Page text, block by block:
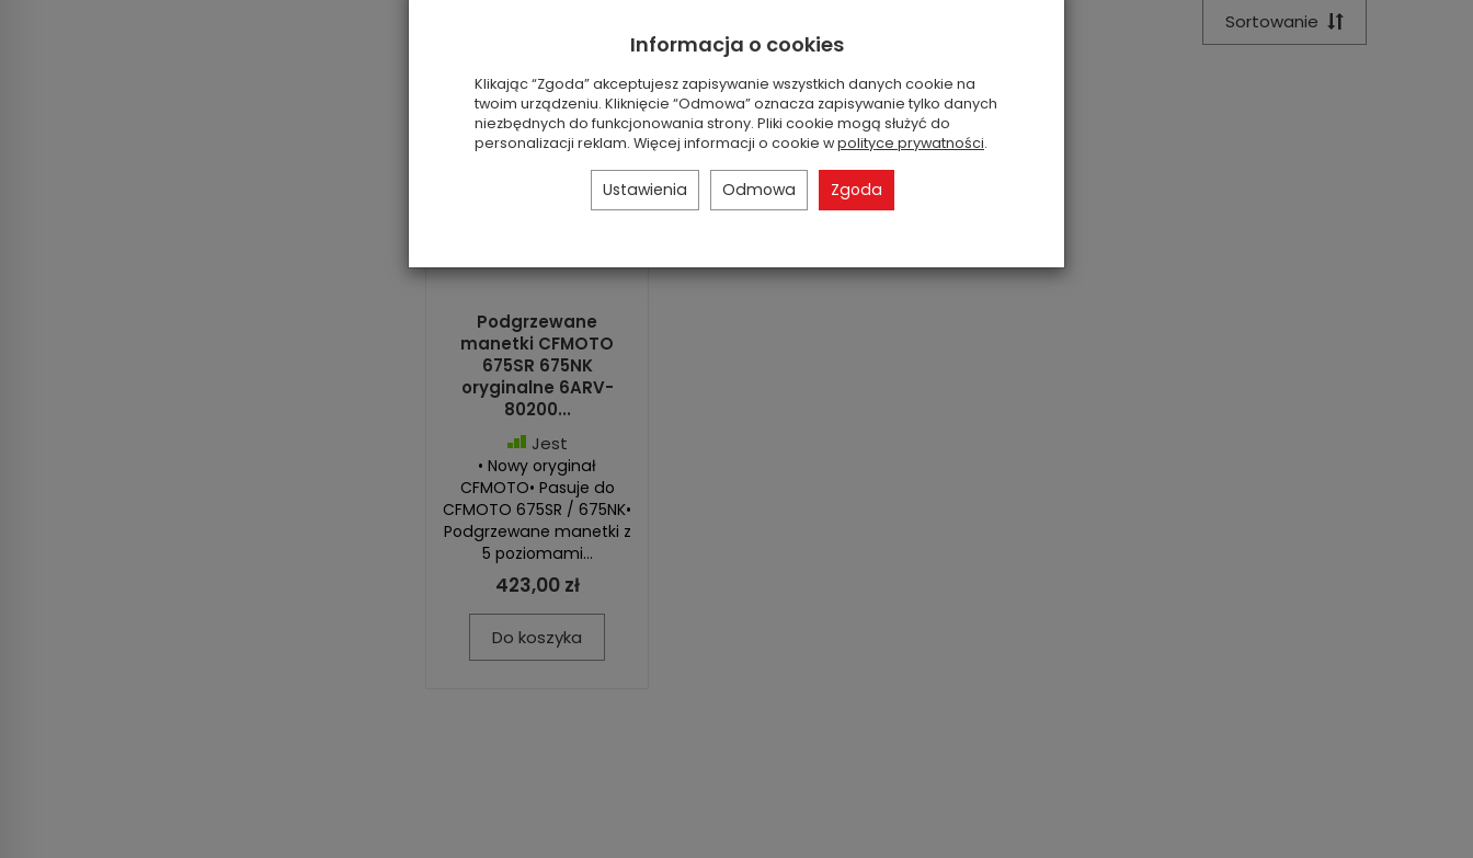
Sortowanie
Podgrzewane
manetki CFMOTO
675SR 675NK
oryginalne 6ARV-
80200...
Jest
• Nowy oryginał
CFMOTO• Pasuje do
CFMOTO 675SR / 675NK•
Podgrzewane manetki z
5 poziomami...
423,00 zł
Do koszyka
Informacja o cookies
Klikając “Zgoda” akceptujesz zapisywanie wszystkich danych cookie na
twoim urządzeniu. Kliknięcie “Odmowa” oznacza zapisywanie tylko danych
niezbędnych do funkcjonowania strony. Pliki cookie mogą służyć do
personalizacji reklam. Więcej informacji o cookie wpolityce prywatności.
Ustawienia Odmowa Zgoda